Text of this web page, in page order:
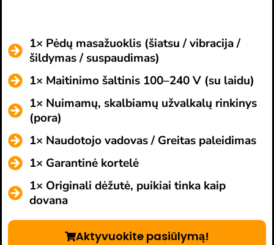
1× Pėdų masažuoklis (šiatsu / vibracija /
šildymas / suspaudimas)
1× Maitinimo šaltinis 100–240 V (su laidu)
1× Nuimamų, skalbiamų užvalkalų rinkinys
(pora)
1× Naudotojo vadovas / Greitas paleidimas
1× Garantinė kortelė
1× Originali dėžutė, puikiai tinka kaip
dovana
Aktyvuokite pasiūlymą!